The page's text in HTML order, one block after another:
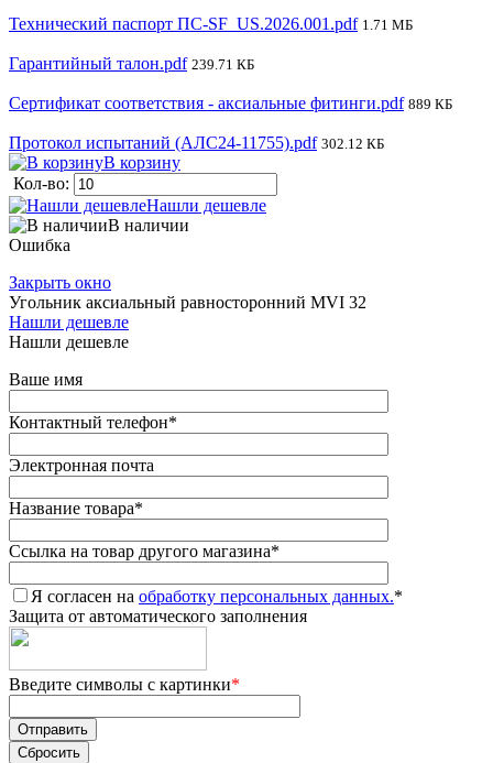
Технический паспорт ПС-SF_US.2026.001.pdf 1.71 МБ
Гарантийный талон.pdf 239.71 КБ
Сертификат соответствия - аксиальные фитинги.pdf 889 КБ
Протокол испытаний (АЛС24-11755).pdf 302.12 КБ
В корзину
Кол-во:
Нашли дешевле
В наличии
Ошибка
Закрыть окно
Угольник аксиальный равносторонний MVI 32
Нашли дешевле
Нашли дешевле
Ваше имя
Контактный телефон*
Электронная почта
Название товара*
Ссылка на товар другого магазина*
Я согласен на обработку персональных данных.*
Защита от автоматического заполнения
Введите символы с картинки*